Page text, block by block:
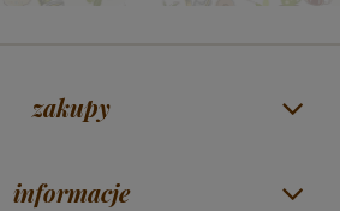
zakupy
informacje